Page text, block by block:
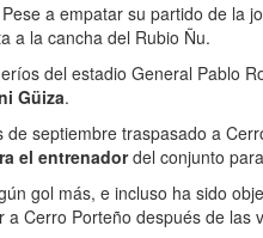
a empatar su partido de la
a la cancha del Rubio Ñu.
del estadio General Pablo
Güiza.
septiembre traspasado a
el entrenadordel conjunto
gol más, e incluso ha sido
a Cerro Porteño después de las